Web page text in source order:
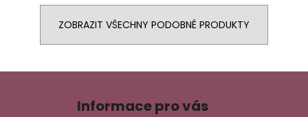
ZOBRAZIT VŠECHNY PODOBNÉ PRODUKTY
Informace pro vás